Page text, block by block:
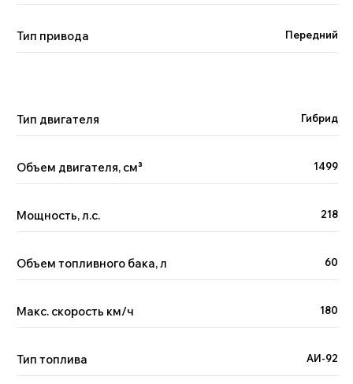
Тип привода Передний
Тип двигателя Гибрид
Объем двигателя, см³ 1499
Мощность, л.с. 218
Объем топливного бака, л 60
Макс. скорость км/ч 180
Тип топлива АИ-92
Поможем с выбором
+7
Отправить